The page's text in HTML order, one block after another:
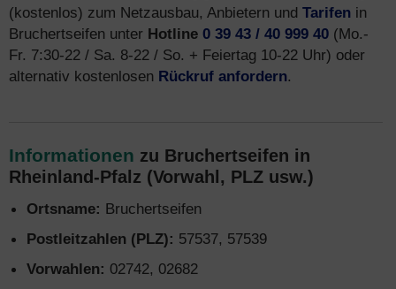
(kostenlos) zum Netzausbau, Anbietern und Tarifen in
Bruchertseifen unter Hotline 0 39 43 / 40 999 40 (Mo.-
Fr. 7:30-22 / Sa. 8-22 / So. + Feiertag 10-22 Uhr) oder
alternativ kostenlosen Rückruf anfordern.
Informationen zu Bruchertseifen in
Rheinland-Pfalz (Vorwahl, PLZ usw.)
Ortsname: Bruchertseifen
Postleitzahlen (PLZ): 57537, 57539
Vorwahlen: 02742, 02682